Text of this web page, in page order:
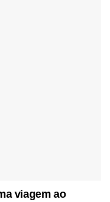
viagem ao